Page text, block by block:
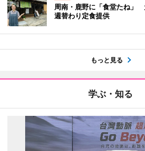
周南・鹿野に「食堂たね」
週替わり定食提供
もっと見る
学ぶ・知る